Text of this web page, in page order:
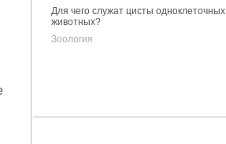
Для чего служат цисты одноклеточных
животных?
Зоология